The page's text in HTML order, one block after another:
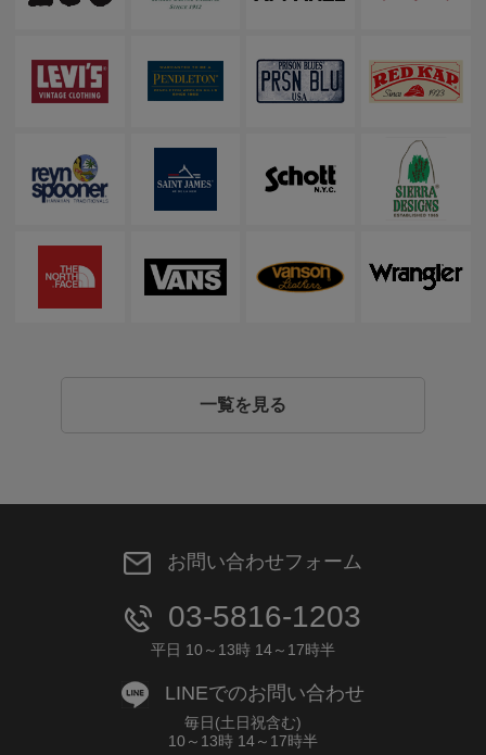
一覧を見る
お問い合わせフォーム
03-5816-1203
平日 10～13時 14～17時半
LINEでのお問い合わせ
毎日(土日祝含む)
10～13時 14～17時半